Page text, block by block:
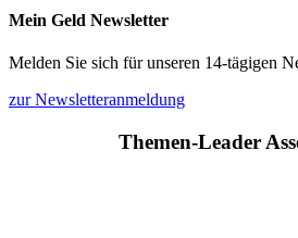
Mein Geld Newsletter
Melden Sie sich für unseren 14-tägigen
zur Newsletteranmeldung
Themen-Leader